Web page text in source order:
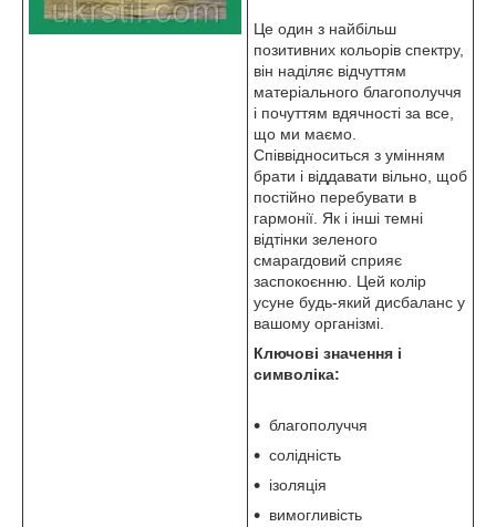
Це один з найбільш
позитивних кольорів спектру,
він наділяє відчуттям
матеріального благополуччя
і почуттям вдячності за все,
що ми маємо.
Співвідноситься з умінням
брати і віддавати вільно, щоб
постійно перебувати в
гармонії. Як і інші темні
відтінки зеленого
смарагдовий сприяє
заспокоєнню. Цей колір
усуне будь-який дисбаланс у
вашому організмі.
Ключові значення і
символіка:
благополуччя
солідність
ізоляція
вимогливість